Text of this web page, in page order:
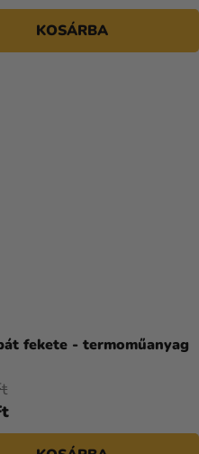
KOSÁRBA
fekete - termoműanyag